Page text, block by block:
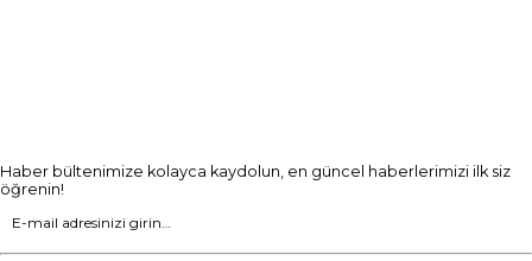
Haber bültenimize kolayca kaydolun, en güncel haberlerimizi ilk siz
öğrenin!